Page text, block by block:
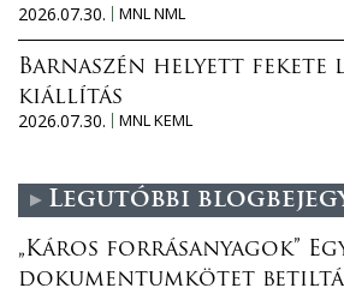
2026.07.30.
MNL NML
Barnaszén helyett fekete
kiállítás
2026.07.30.
MNL KEML
Legutóbbi
„Káros forrásanyagok”
dokumentumkötet